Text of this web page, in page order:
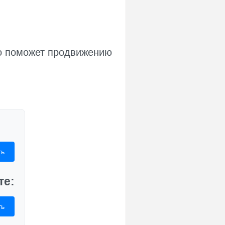
поможет продвижению